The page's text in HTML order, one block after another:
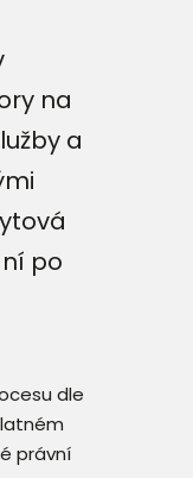
na
a
po
dle
právní